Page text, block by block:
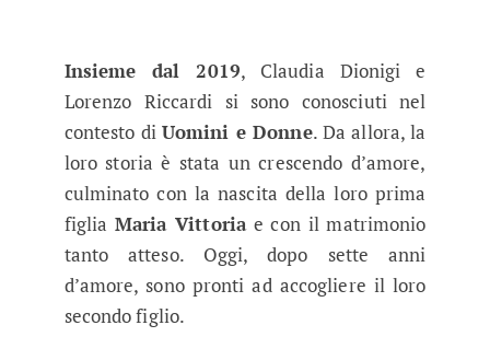
Insieme dal 2019, Claudia Dionigi e
Lorenzo Riccardi si sono conosciuti nel
contesto di Uomini e Donne. Da allora, la
loro storia è stata un crescendo d’amore,
culminato con la nascita della loro prima
figlia Maria Vittoriae con il matrimonio
tanto atteso. Oggi, dopo sette anni
d’amore, sono pronti ad accogliere il loro
secondo figlio.